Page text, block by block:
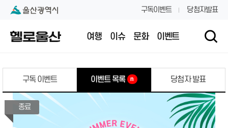
본문 내용 바로가기
대메뉴 바로가기 구독이벤트 당첨자발표
여행 이슈 문화 이벤트
구독 이벤트 이벤트 목록 n 당첨자 발표
종료